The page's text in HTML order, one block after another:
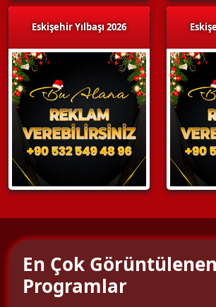
Eskişehir Yılbaşı 2026
En Çok Görüntülenen
Programlar